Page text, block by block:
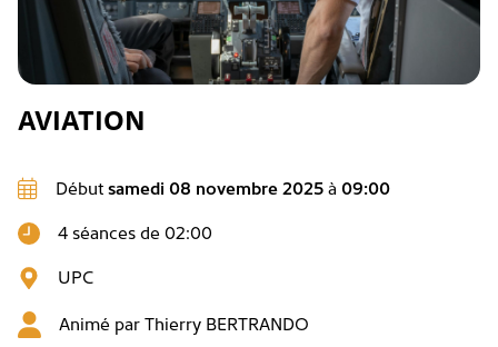
AVIATION
Débutsamedi 08 novembre 2025à 09:00
4 séances de 02:00
UPC
Animé parThierry BERTRANDO